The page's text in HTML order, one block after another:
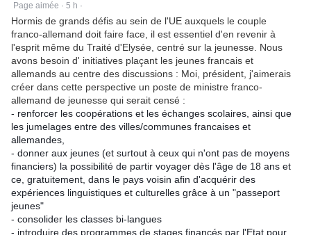
Page aimée · 5 h ·
Hormis de grands défis au sein de l'UE auxquels le couple
franco-allemand doit faire face, il est essentiel d'en revenir à
l'esprit même du Traité d'Elysée, centré sur la jeunesse. Nous
avons besoin d' initiatives plaçant les jeunes francais et
allemands au centre des discussions : Moi, président, j'aimerais
créer dans cette perspective un poste de ministre franco-
allemand de jeunesse qui serait censé :
- renforcer les coopérations et les échanges scolaires, ainsi que
les jumelages entre des villes/communes francaises et
allemandes,
- donner aux jeunes (et surtout à ceux qui n'ont pas de moyens
financiers) la possibilité de partir voyager dès l'âge de 18 ans et
ce, gratuitement, dans le pays voisin afin d'acquérir des
expériences linguistiques et culturelles grâce à un "passeport
jeunes"
- consolider les classes bi-langues
- introduire des programmes de stages financés par l'Etat pour